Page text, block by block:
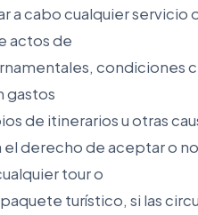
a cabo cualquier servicio
actos de
condiciones
gastos
de itinerarios u otras
el derecho de aceptar o
tour o
turístico, si las